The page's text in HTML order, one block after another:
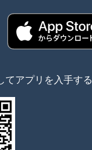
てアプリを入手する